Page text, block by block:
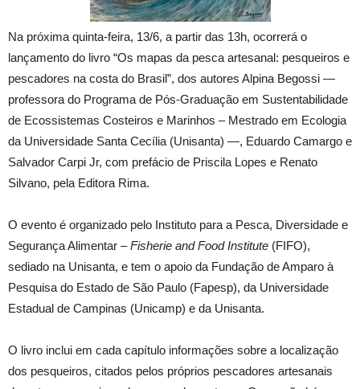
Na próxima quinta-feira, 13/6, a partir das 13h, ocorrerá o
lançamento do livro “Os mapas da pesca artesanal: pesqueiros e
pescadores na costa do Brasil”, dos autores Alpina Begossi —
professora do Programa de Pós-Graduação em Sustentabilidade
de Ecossistemas Costeiros e Marinhos – Mestrado em Ecologia
da Universidade Santa Cecília (Unisanta) —, Eduardo Camargo e
Salvador Carpi Jr, com prefácio de Priscila Lopes e Renato
Silvano, pela Editora Rima.
O evento é organizado pelo Instituto para a Pesca, Diversidade e
Segurança Alimentar –Fisherie and Food Institute (FIFO),
sediado na Unisanta, e tem o apoio da Fundação de Amparo à
Pesquisa do Estado de São Paulo (Fapesp), da Universidade
Estadual de Campinas (Unicamp) e da Unisanta.
O livro inclui em cada capítulo informações sobre a localização
dos pesqueiros, citados pelos próprios pescadores artesanais